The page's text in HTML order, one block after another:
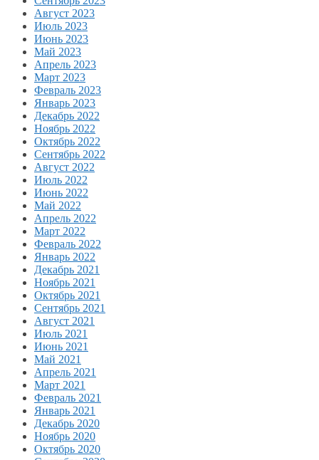
Август 2023
Июль 2023
Июнь 2023
Май 2023
Апрель 2023
Март 2023
Февраль 2023
Январь 2023
Декабрь 2022
Ноябрь 2022
Октябрь 2022
Сентябрь 2022
Август 2022
Июль 2022
Июнь 2022
Май 2022
Апрель 2022
Март 2022
Февраль 2022
Январь 2022
Декабрь 2021
Ноябрь 2021
Октябрь 2021
Сентябрь 2021
Август 2021
Июль 2021
Июнь 2021
Май 2021
Апрель 2021
Март 2021
Февраль 2021
Январь 2021
Декабрь 2020
Ноябрь 2020
Октябрь 2020